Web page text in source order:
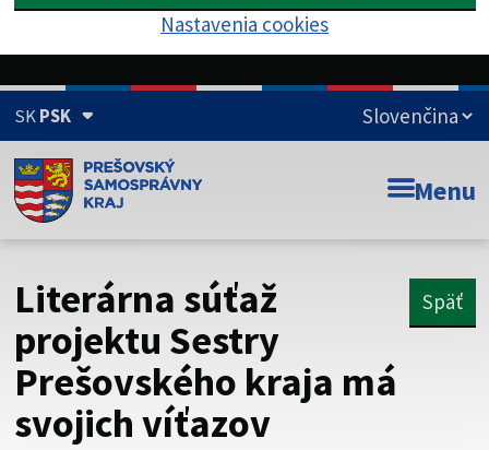
Nastavenia cookies
SKPSK
Doména psk.sk je oficiálna
Toto je oficiálna webová stránka Prešovského
Táto stránka je zabezpečená
Buďte pozorní a vždy sa uistite, že zdieľate informácie iba
cez zabezpečenú webovú stránku. Zabezpečená stránka
vždy začína https:// pred názvom domény webového sídla.
Menu
Literárna súťaž
projektu Sestry
Prešovského kraja má
svojich víťazov
Späť